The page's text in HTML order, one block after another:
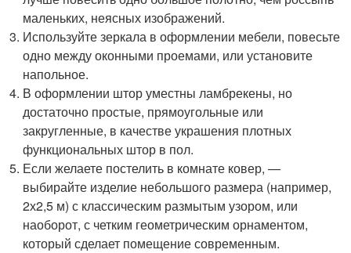
маленьких, неясных изображений.
Используйте зеркала в оформлении мебели, повесьте
одно между оконными проемами, или установите
напольное.
В оформлении штор уместны ламбрекены, но
достаточно простые, прямоугольные или
закругленные, в качестве украшения плотных
функциональных штор в пол.
Если желаете постелить в комнате ковер, —
выбирайте изделие небольшого размера (например,
2х2,5 м) с классическим размытым узором, или
наоборот, с четким геометрическим орнаментом,
который сделает помещение современным.